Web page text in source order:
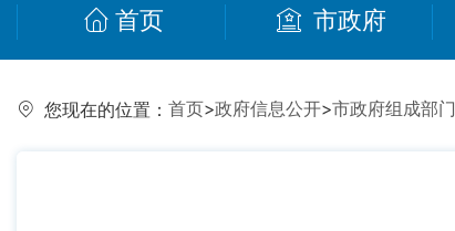
首页 市政府
您现在的位置： 首页>政府信息公开>市政府组成部门